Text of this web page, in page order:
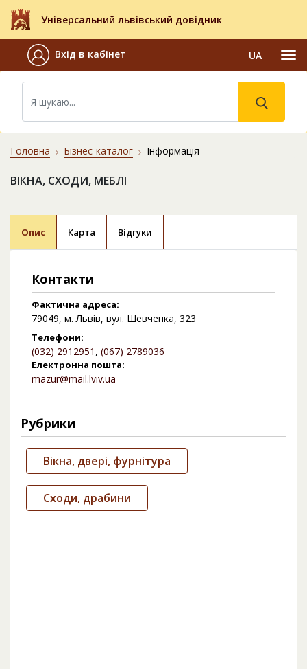
Універсальний львівський довідник
Вхід в кабінет UA
Головна Бізнес-каталог Інформація
ВІКНА, СХОДИ, МЕБЛІ
Опис Карта Відгуки
Контакти
Фактична адреса:
79049, м. Львів, вул. Шевченка, 323
Телефони:
(032) 2912951 , (067) 2789036
Електронна пошта:
mazur@mail.lviv.ua
Рубрики
Вікна, двері, фурнітура
Сходи, драбини